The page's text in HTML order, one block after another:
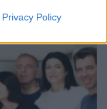
Privacy Policy